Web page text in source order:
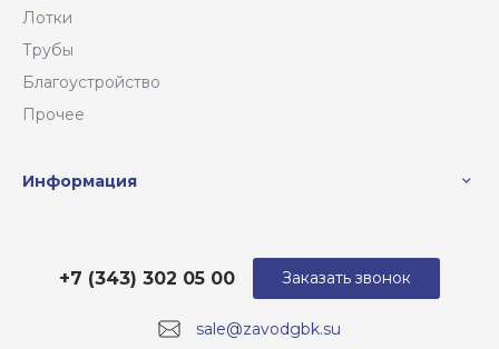
Лотки
Трубы
Благоустройство
Прочее
Информация
sale@zavodgbk.su
+7 (343) 302 05 00 Заказать звонок